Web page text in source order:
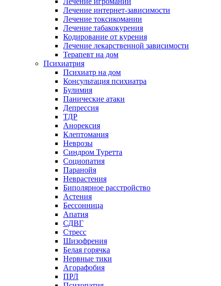
Лечение интернет-зависимости
Лечение токсикомании
Лечение табакокурения
Кодирование от курения
Лечение лекарственной зависимости
Терапевт на дом
Психиатрия
Психиатр на дом
Консультация психиатра
Булимия
Панические атаки
Депрессия
ТДР
Анорексия
Клептомания
Неврозы
Синдром Туретта
Социопатия
Паранойя
Неврастения
Биполярное расстройство
Астения
Бессонница
Апатия
СДВГ
Стресс
Шизофрения
Белая горячка
Нервные тики
Агорафобия
ПРЛ